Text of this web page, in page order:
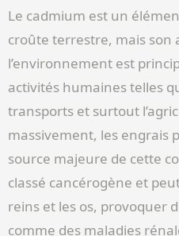
Le cadmium est un
croûte terrestre, mais son
l’environnement est
activités humaines telles
transports et surtout
massivement, les engrais
source majeure de cette
classé cancérogène et
reins et les os, provoquer
comme des maladies